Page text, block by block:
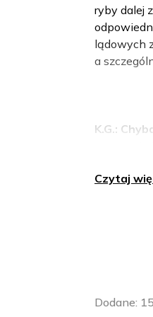
ryby dalej
lądowych
a
K.G.:
Czytaj
Dodane: